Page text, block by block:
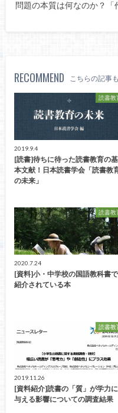
問題の本質は何なのか？
RECOMMEND こちらの記事
読書教
2019.9.4
[読書]待ちに待った読書教育の基
本文献！日本読書学会「読書教
の未来」
読書教
2020.7.24
[資料]小・中学校の国語教科書で
紹介されている本
読書教
2019.11.26
[資料紹介]読書の「質」が学力に
与える影響についての調査結果